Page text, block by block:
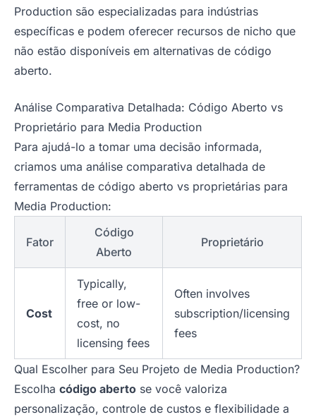
Production são especializadas para indústrias
específicas e podem oferecer recursos de nicho que
não estão disponíveis em alternativas de código
aberto.
Análise Comparativa Detalhada: Código Aberto vs
Proprietário para Media Production
Para ajudá-lo a tomar uma decisão informada,
criamos uma análise comparativa detalhada de
ferramentas de código aberto vs proprietárias para
Media Production:
Fator
Código
Aberto
Proprietário
Cost
Typically,
free or low-
cost, no
licensing fees
Often involves
subscription/licensing
fees
Qual Escolher para Seu Projeto de Media Production?
Escolha código aberto se você valoriza
personalização, controle de custos e flexibilidade a